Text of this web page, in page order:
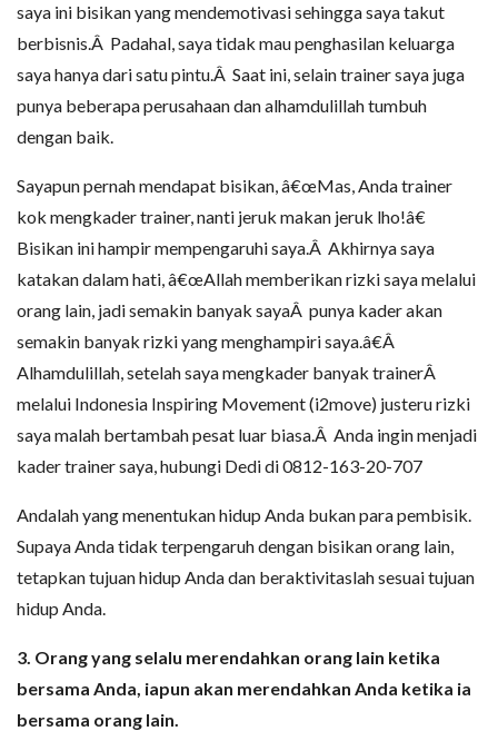
saya ini bisikan yang mendemotivasi sehingga saya takut
berbisnis.Â Padahal, saya tidak mau penghasilan keluarga
saya hanya dari satu pintu.Â Saat ini, selain trainer saya juga
punya beberapa perusahaan dan alhamdulillah tumbuh
dengan baik.
Sayapun pernah mendapat bisikan, â€œMas, Anda trainer
kok mengkader trainer, nanti jeruk makan jeruk lho!â€
Bisikan ini hampir mempengaruhi saya.Â Akhirnya saya
katakan dalam hati, â€œAllah memberikan rizki saya melalui
orang lain, jadi semakin banyak sayaÂ punya kader akan
semakin banyak rizki yang menghampiri saya.â€Â
Alhamdulillah, setelah saya mengkader banyak trainerÂ
melalui Indonesia Inspiring Movement (i2move) justeru rizki
saya malah bertambah pesat luar biasa.Â Anda ingin menjadi
kader trainer saya, hubungi Dedi di 0812-163-20-707
Andalah yang menentukan hidup Anda bukan para pembisik.
Supaya Anda tidak terpengaruh dengan bisikan orang lain,
tetapkan tujuan hidup Anda dan beraktivitaslah sesuai tujuan
hidup Anda.
3. Orang yang selalu merendahkan orang lain ketika
bersama Anda, iapun akan merendahkan Anda ketika ia
bersama orang lain.